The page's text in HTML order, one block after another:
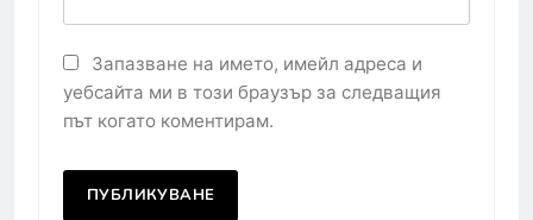
Запазване на името, имейл адреса и
уебсайта ми в този браузър за следващия
път когато коментирам.